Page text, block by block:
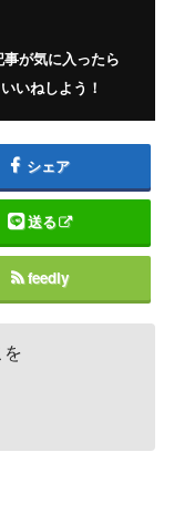
事が気に入ったら
いいねしよう！
シェア
送る
feedly